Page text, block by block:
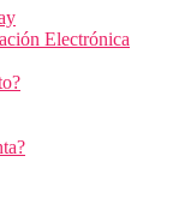
Electrónica